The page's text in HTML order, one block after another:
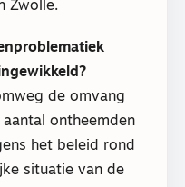
Zwolle.
de omvang
ontheemden
het beleid rond
situatie van de